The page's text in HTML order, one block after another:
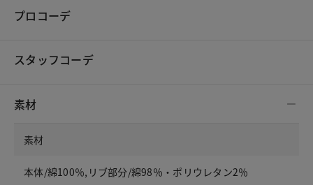
プロコーデ
スタッフコーデ
素材
素材
本体/綿100％,リブ部分/綿98％・ポリウレタン2％